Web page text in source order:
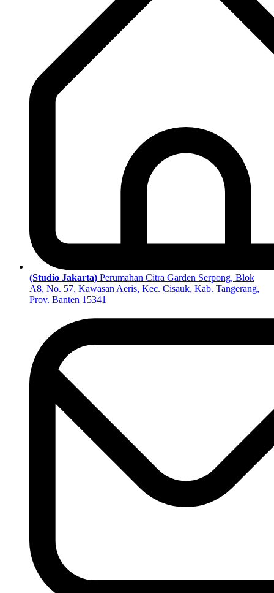
(Studio Jakarta) Perumahan Citra Garden Serpong, Blok
A8, No. 57, Kawasan Aeris, Kec. Cisauk, Kab. Tangerang,
Prov. Banten 15341